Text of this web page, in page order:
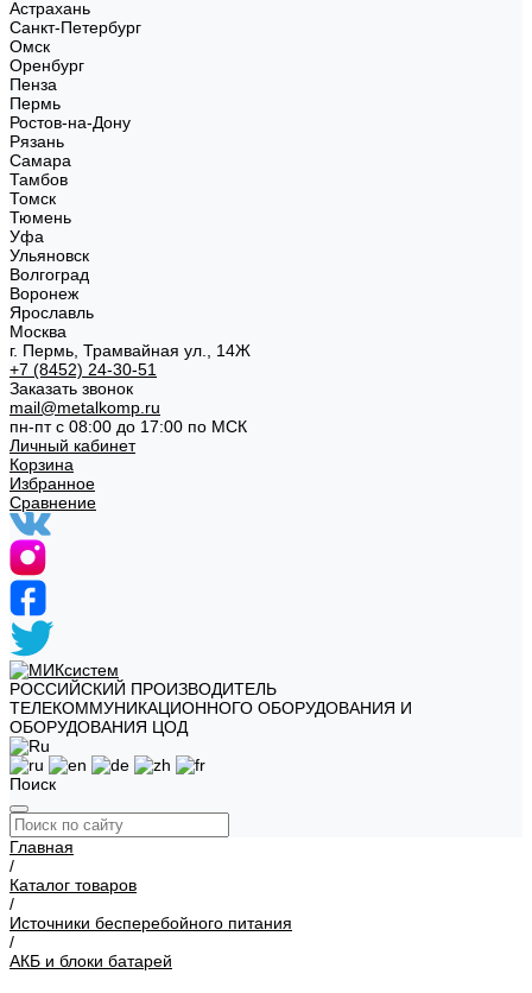
Астрахань
Санкт-Петербург
Омск
Оренбург
Пенза
Пермь
Ростов-на-Дону
Рязань
Самара
Тамбов
Томск
Тюмень
Уфа
Ульяновск
Волгоград
Воронеж
Ярославль
Москва
г. Пермь, Трамвайная ул., 14Ж
+7 (8452) 24-30-51
Заказать звонок
mail@metalkomp.ru
пн-пт с 08:00 до 17:00 по МСК
Личный кабинет
Корзина
Избранное
Сравнение
РОССИЙСКИЙ ПРОИЗВОДИТЕЛЬ
ТЕЛЕКОММУНИКАЦИОННОГО ОБОРУДОВАНИЯ И
ОБОРУДОВАНИЯ ЦОД
Поиск
Главная
/
Каталог товаров
/
Источники бесперебойного питания
/
АКБ и блоки батарей